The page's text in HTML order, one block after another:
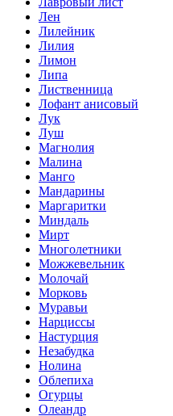
Лен
Лилейник
Лилия
Лимон
Липа
Лиственница
Лофант анисовый
Лук
Луш
Магнолия
Малина
Манго
Мандарины
Маргаритки
Миндаль
Мирт
Многолетники
Можжевельник
Молочай
Морковь
Муравьи
Нарциссы
Настурция
Незабудка
Нолина
Облепиха
Огурцы
Олеандр